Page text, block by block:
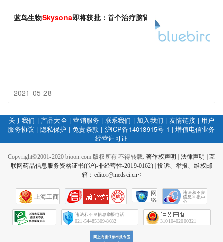
蓝鸟生物Skysona即将获批：首个治疗脑肾上腺脑白质营养不良
2021-05-28
关于我们 | 产品大全|营销服务 | 联系我们 | 加入我们 | 友情链接 | 用户
服务协议 | 隐私保护 |免责条款 | 沪ICP备14018915号-1 |增值电信业务
经营许可证
Copyright©2001-2020 bioon.com 版权所有 不得转载.著作权声明 法律声明
互
联网药品信息服务资格证书((沪)-非经营性-2019-0162)|投诉、举报、维权邮
箱：editor@medsci.cn<
上海工商
网
络
会
征
021-54485309-8082 31010402000321